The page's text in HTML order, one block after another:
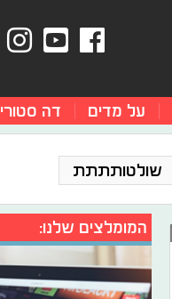
על מדים דה סטורי
שולטותתתת
המומלצים שלנו: